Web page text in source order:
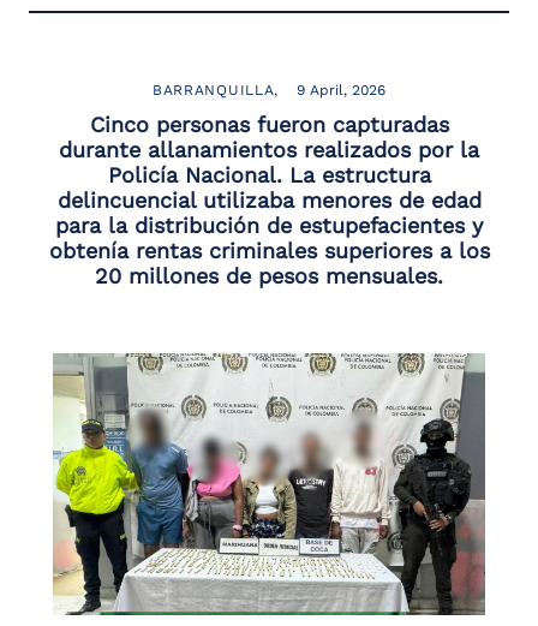
BARRANQUILLA 9 April, 2026
Cinco personas fueron capturadas
durante allanamientos realizados por la
Policía Nacional. La estructura
delincuencial utilizaba menores de edad
para la distribución de estupefacientes y
obtenía rentas criminales superiores a los
20 millones de pesos mensuales.